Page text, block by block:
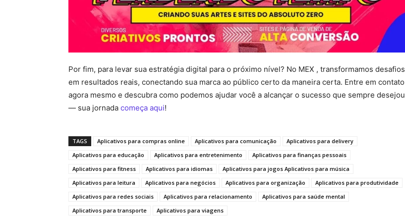
Por fim, para levar sua estratégia digital para o próximo nível? No MEX , transformamos desafios
em resultados reais, conectando sua marca ao público certo da maneira certa. Entre em contato
agora mesmo e descubra como podemos ajudar você a alcançar o sucesso que sempre desejou
— sua jornada começa aqui!
TAGS Aplicativos para compras online Aplicativos para comunicação
Aplicativos para delivery
Aplicativos para educação
Aplicativos para entretenimento
Aplicativos para finanças pessoais
Aplicativos para fitness
Aplicativos para idiomas
Aplicativos para jogos Aplicativos para música
Aplicativos para leitura
Aplicativos para negócios Aplicativos para organização
Aplicativos para produtividade
Aplicativos para redes sociais
Aplicativos para relacionamento
Aplicativos para saúde mental
Aplicativos para transporte
Aplicativos para viagens